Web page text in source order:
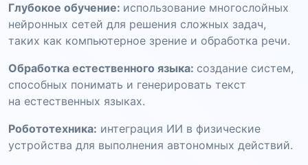
Глубокое обучение: использование многослойных
нейронных сетей для решения сложных задач,
таких как компьютерное зрение и обработка речи.
Обработка естественного языка: создание систем,
способных понимать и генерировать текст
на естественных языках.
Робототехника: интеграция ИИ в физические
устройства для выполнения автономных действий.